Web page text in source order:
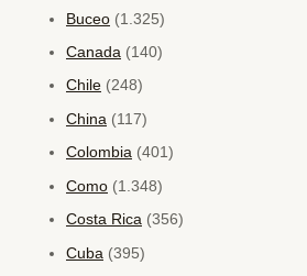
Buceo (1.325)
Canada (140)
Chile (248)
China (117)
Colombia (401)
Como (1.348)
Costa Rica (356)
Cuba (395)